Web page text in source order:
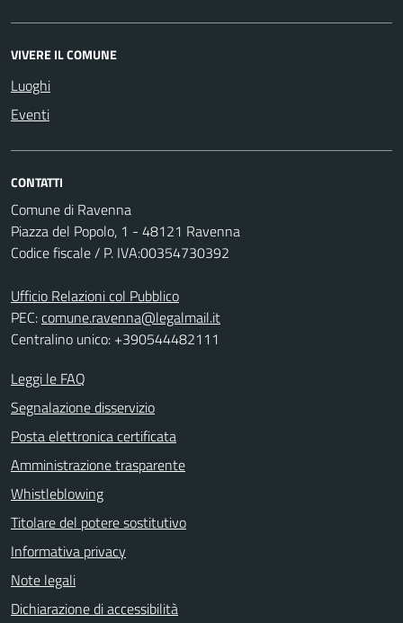
VIVERE IL COMUNE
Luoghi
Eventi
CONTATTI
Comune di Ravenna
Piazza del Popolo, 1 - 48121 Ravenna
Codice fiscale / P. IVA:00354730392
Ufficio Relazioni col Pubblico
PEC:comune.ravenna@legalmail.it
Centralino unico: +390544482111
Leggi le FAQ
Segnalazione disservizio
Posta elettronica certificata
Amministrazione trasparente
Whistleblowing
Titolare del potere sostitutivo
Informativa privacy
Note legali
Dichiarazione di accessibilità